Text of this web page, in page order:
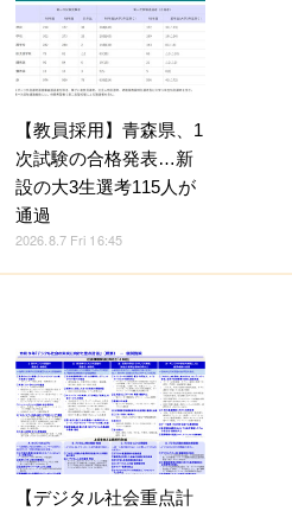
【教員採用】青森県、1
次試験の合格発表…新
設の大3生選考115人が
通過
2026.8.7 Fri 16:45
【デジタル社会重点計